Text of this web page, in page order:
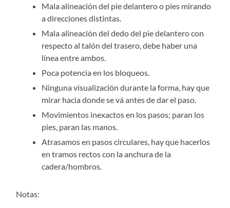
Mala alineación del pie delantero o pies mirando
a direcciones distintas.
Mala alineación del dedo del pie delantero con
respecto al talón del trasero, debe haber una
línea entre ambos.
Poca potencia en los bloqueos.
Ninguna visualización durante la forma, hay que
mirar hacia donde se vá antes de dar el paso.
Movimientos inexactos en los pasos; paran los
pies, paran las manos.
Atrasamos en pasos circulares, hay que hacerlos
en tramos rectos con la anchura de la
cadera/hombros.
Notas: